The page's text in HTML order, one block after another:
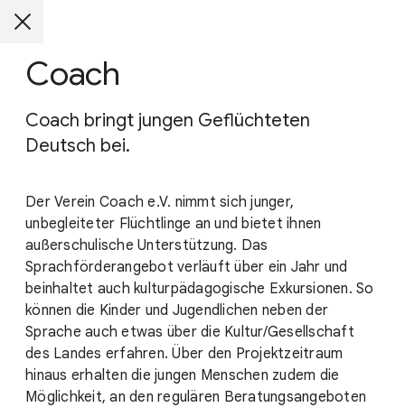
Coach
Coach bringt jungen Geflüchteten
Deutsch bei.
Der Verein Coach e.V. nimmt sich junger,
unbegleiteter Flüchtlinge an und bietet ihnen
außerschulische Unterstützung. Das
Sprachförderangebot verläuft über ein Jahr und
beinhaltet auch kulturpädagogische Exkursionen. So
können die Kinder und Jugendlichen neben der
Sprache auch etwas über die Kultur/Gesellschaft
des Landes erfahren. Über den Projektzeitraum
hinaus erhalten die jungen Menschen zudem die
Möglichkeit, an den regulären Beratungsangeboten